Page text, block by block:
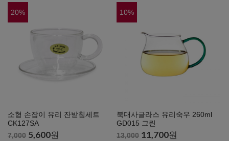
20%
소형 손잡이 유리 잔받침세트
CK127SA
7,000 5,600원
10%
북대사글라스 유리숙우 260ml
GD015 그린
13,000 11,700원